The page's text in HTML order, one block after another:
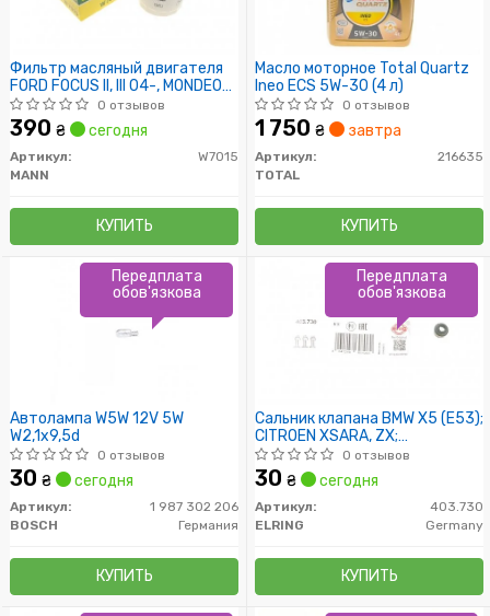
Фильтр масляный двигателя
FORD FOCUS II, III 04-, MONDEO
IV, V 07- (пр-во MANN)
0 отзывов
390 ₴ сегодня
Артикул:
W7015
MANN
КУПИТЬ
Масло моторное Total Quartz
Ineo ECS 5W-30 (4 л)
0 отзывов
1 750 ₴ завтра
Артикул:
216635
TOTAL
КУПИТЬ
Автолампа W5W 12V 5W
W2,1x9,5d
0 отзывов
30 ₴ сегодня
Артикул:
1 987 302 206
BOSCH
Германия
КУПИТЬ
Передплата
обов'язкова
Сальник клапана BMW X5 (E53);
CITROEN XSARA, ZX;
CHEVROLET LACETTI
0 отзывов
30 ₴ сегодня
Артикул:
403.730
ELRING
Germany
КУПИТЬ
Передплата
обов'язкова